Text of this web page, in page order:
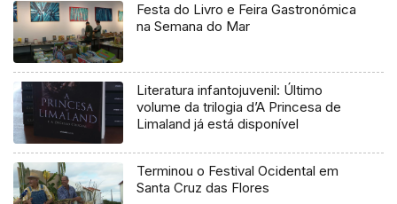
Festa do Livro e Feira Gastronómica
na Semana do Mar
Literatura infantojuvenil: Último
volume da trilogia d’A Princesa de
Limaland já está disponível
Terminou o Festival Ocidental em
Santa Cruz das Flores